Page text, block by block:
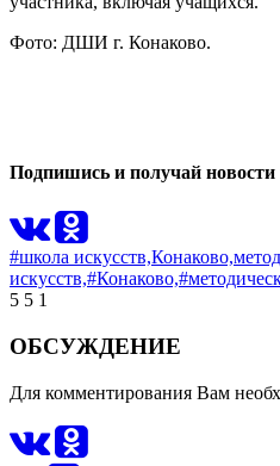
Фото: ДШИ г. Конаково.
Подпишись и получай
#школа искусств,Конаково,
искусств,#Конаково,
5 5 1
ОБСУЖДЕНИЕ
Для комментирования Вам